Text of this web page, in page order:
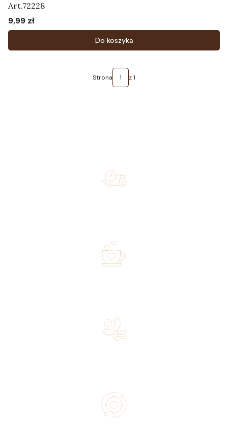
Art.72228
Cena
9,99 zł
Do koszyka
Strona z 1